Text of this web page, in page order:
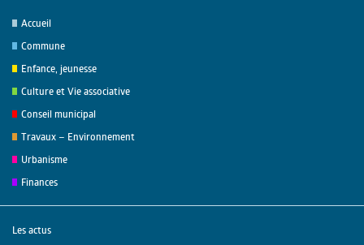
Accueil
Commune
Enfance, jeunesse
Culture et Vie associative
Conseil municipal
Travaux – Environnement
Urbanisme
Finances
Les actus